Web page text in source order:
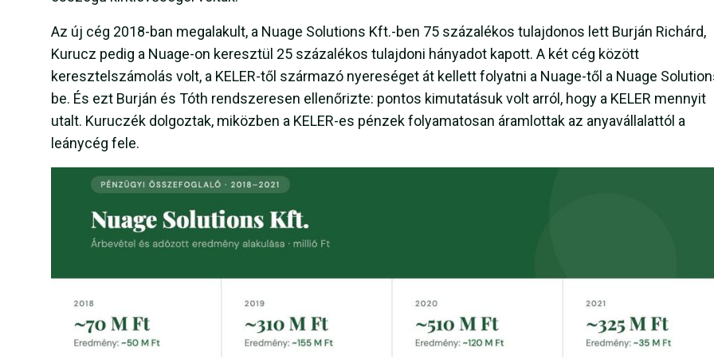
Az új cég 2018-ban megalakult, a Nuage Solutions Kft.-ben 75 százalékos tulajdonos lett Burján Richárd,
Kurucz pedig a Nuage-on keresztül 25 százalékos tulajdoni hányadot kapott. A két cég között
keresztelszámolás volt, a KELER-től származó nyereséget át kellett folyatni a Nuage-től a Nuage
be. És ezt Burján és Tóth rendszeresen ellenőrizte: pontos kimutatásuk volt arról, hogy a KELER mennyit
utalt. Kuruczék dolgoztak, miközben a KELER-es pénzek folyamatosan áramlottak az anyavállalattól a
leánycég fele.